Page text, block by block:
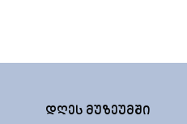
ᲓᲦᲔᲡ ᲛᲣᲖᲔᲣᲛᲨᲘ